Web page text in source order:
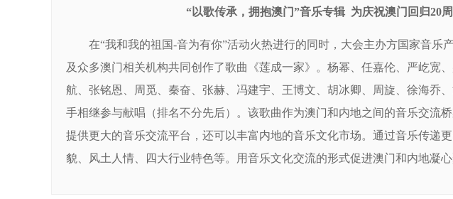
“以歌传承，拥抱澳门”音乐专辑 为庆祝澳门回归20
在“我和我的祖国-音为有你”活动火热进行的同时，大会主办方国家音乐
及众多澳门相关机构共同创作了歌曲《莲成一家》。杨幂、任嘉伦、严屹宽
航、张铭恩、周觅、秦奋、张赫、冯建宇、王博文、胡冰卿、周旋、徐海乔
手相继参与献唱（排名不分先后）。该歌曲作为澳门和内地之间的音乐交流
提供更大的音乐交流平台，还可以丰富内地的音乐文化市场。通过音乐传递
貌、风土人情、四大行业特色等。用音乐文化交流的形式促进澳门和内地凝心